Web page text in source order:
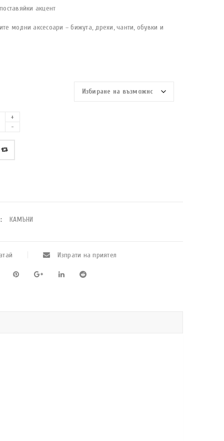
акцент
модни аксесоари – бижута, дрехи, чанти, обувки и
КАМЪНИ
Изпрати на приятел